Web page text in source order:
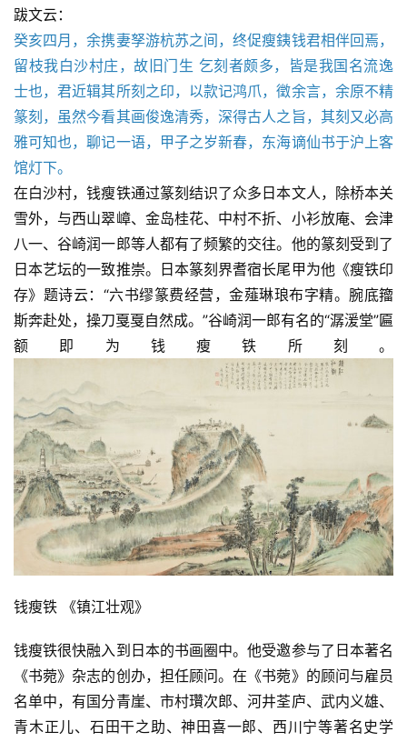
跋文云：
癸亥四月，余携妻孥游杭苏之间，终促瘦銕钱君相伴回焉，
留枝我白沙村庄，故旧门生 乞刻者颇多，皆是我国名流逸
士也，君近辑其所刻之印，以款记鸿爪，徵余言，余原不精
篆刻，虽然今看其画俊逸清秀，深得古人之旨，其刻又必高
雅可知也，聊记一语，甲子之岁新春，东海谪仙书于沪上客
馆灯下。
在白沙村，钱瘦铁通过篆刻结识了众多日本文人，除桥本关
雪外，与西山翠嶂、金岛桂花、中村不折、小衫放庵、会津
八一、谷崎润一郎等人都有了频繁的交往。他的篆刻受到了
日本艺坛的一致推崇。日本篆刻界耆宿长尾甲为他《瘦铁印
存》题诗云：“六书缪篆费经营，金薤琳琅布字精。腕底籀
斯奔赴处，操刀戛戛自然成。”谷崎润一郎有名的“潺湲堂”匾
额即为钱瘦铁所刻。
钱瘦铁 《镇江壮观》
钱瘦铁很快融入到日本的书画圈中。他受邀参与了日本著名
《书菀》杂志的创办，担任顾问。在《书菀》的顾问与雇员
名单中，有国分青崖、市村瓚次郎、河井荃庐、武内义雄、
青木正儿、石田干之助、神田喜一郎、西川宁等著名史学